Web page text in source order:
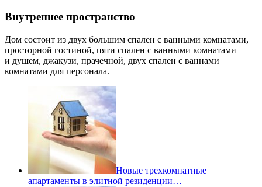
Внутреннее пространство
Дом состоит из двух большим спален с ванными комнатами,
просторной гостиной, пяти спален с ванными комнатами
и душем, джакузи, прачечной, двух спален с ваннами
комнатами для персонала.
Новые трехкомнатные
апартаменты в элитной резиденции…